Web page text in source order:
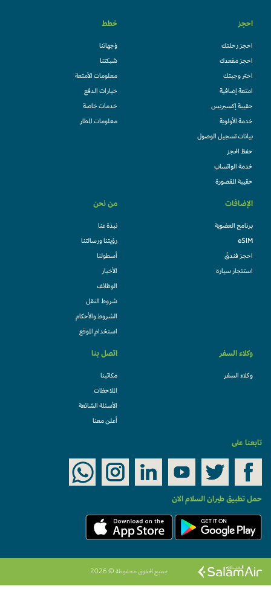
احجز
احجز رحلتك
احجز مقعدك
اختر وجبتك
امتعة إضافية
حقيبة إكسبريس
خدمة الأولوية
بيانات تسجيل الوصول
حفظ الحجز
خدمة الواتساب
حقيبة المقصورة
خطط
وُجهاتنا
شبكتنا
معلومات الأمتعة
خيارات الدفع
خدمات خاصة
معلومات المطار
الإضافات
برنامج العضوية
eSIM
احجز فندقً
استئجار سيارة
من نحن
نبذة عنا
رؤيتنا ورسالتنا
أسطولنا
الأخبار
الوظائف
شروط النقل
الشروط والأحكام
استخدام الموقع
وكلاء السفر
وكلاء السفر
اتصل بنا
مكاتبنا
الملاحظات
الأسئلة الشائعة
أعلن معنا
تابعنا على
حمل تطبيق طيران السلام الان
جميع الحقوق محفوظة © 2026